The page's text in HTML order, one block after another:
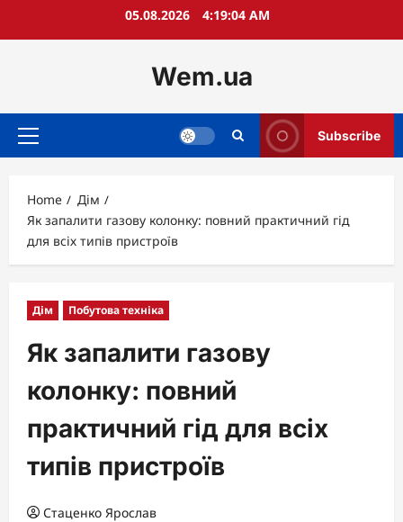
05.08.2026 4:19:05 AM
Wem.ua
Primary
Subscribe
Home
Дім
Як запалити газову колонку: повний практичний гід
для всіх типів пристроїв
Дім Побутова техніка
Як запалити газову
колонку: повний
практичний гід для всіх
типів пристроїв
Стаценко Ярослав